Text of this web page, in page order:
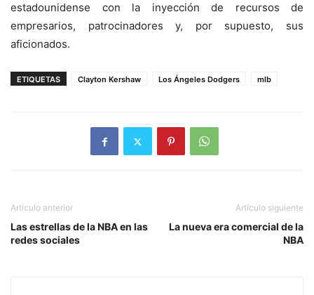
estadounidense con la inyección de recursos de
empresarios, patrocinadores y, por supuesto, sus
aficionados.
ETIQUETAS Clayton Kershaw Los Ángeles Dodgers mlb
Artículo anterior
Las estrellas de la NBA en las
redes sociales
Artículo siguiente
La nueva era comercial de la
NBA